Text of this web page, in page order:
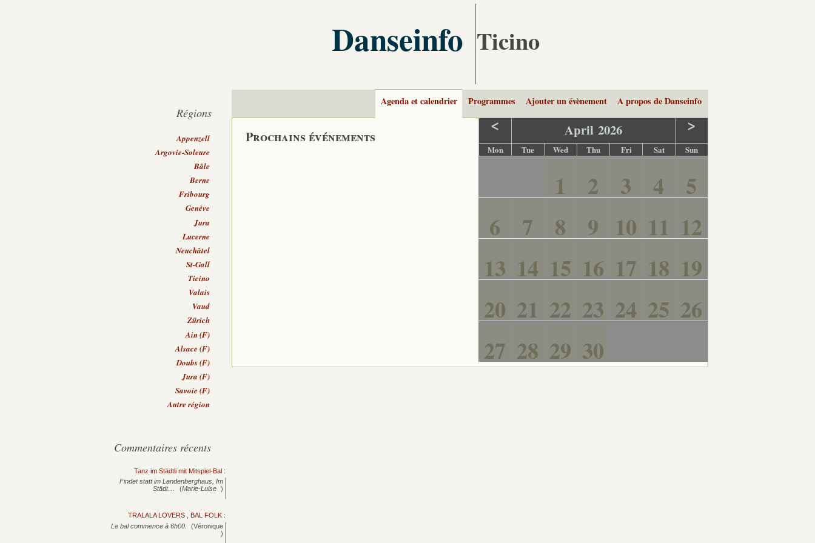
Danseinfo Ticino
Agenda et calendrier Programmes Ajouter un évènement A propos de Danseinfo
Prochains événements
< April 2026 >
Mon Tue Wed Thu Fri Sat Sun
1 2 3 4
5
6
7 8 9 10 11 12
13 14 15 16 17 18 19
20 21 22 23 24 25 26
27 28 29 30
Régions
Appenzell
Argovie-Soleure
Bâle
Berne
Fribourg
Genève
Jura
Lucerne
Neuchâtel
St-Gall
Ticino
Valais
Vaud
Zürich
Ain (F)
Alsace (F)
Doubs (F)
Jura (F)
Savoie (F)
Autre région
Commentaires récents
Tanz im Städtli mit Mitspiel-Bal :
Findet statt im Landenberghaus, Im
Städt…
(Marie-Luise )
TRALALA LOVERS , BAL FOLK :
Le bal commence à 6h00.
(Véronique
)